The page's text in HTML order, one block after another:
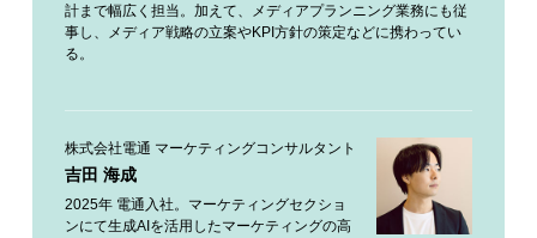
計まで幅広く担当。加えて、メディアプランニング業務にも従
事し、メディア戦略の立案やKPI方針の策定などに携わってい
る。
株式会社電通 マーケティングコンサルタント
吉田 海成
2025年 電通入社。マーケティングセクショ
ンにて生成AIを活用したマーケティングの高